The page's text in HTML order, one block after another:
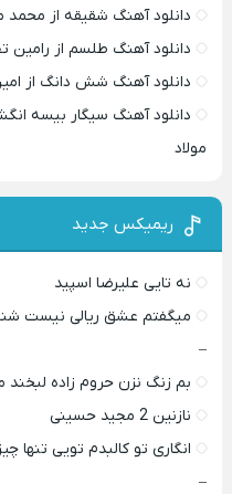
دانلود آهنگ شقیقه از
دانلود آهنگ طلسم از رامین
دانلود آهنگ شش دانگ از
دانلود آهنگ سیگار بیسه
مولاد
ریمیکس جدید
نه تایی علیرضا اسپید
میگفتم عشق ریالی نیست
–
بم زنگ نزن حروم زاده لبخند
نازنین 2 مجید حسینی
انگاری تو کالبدم تویی
–